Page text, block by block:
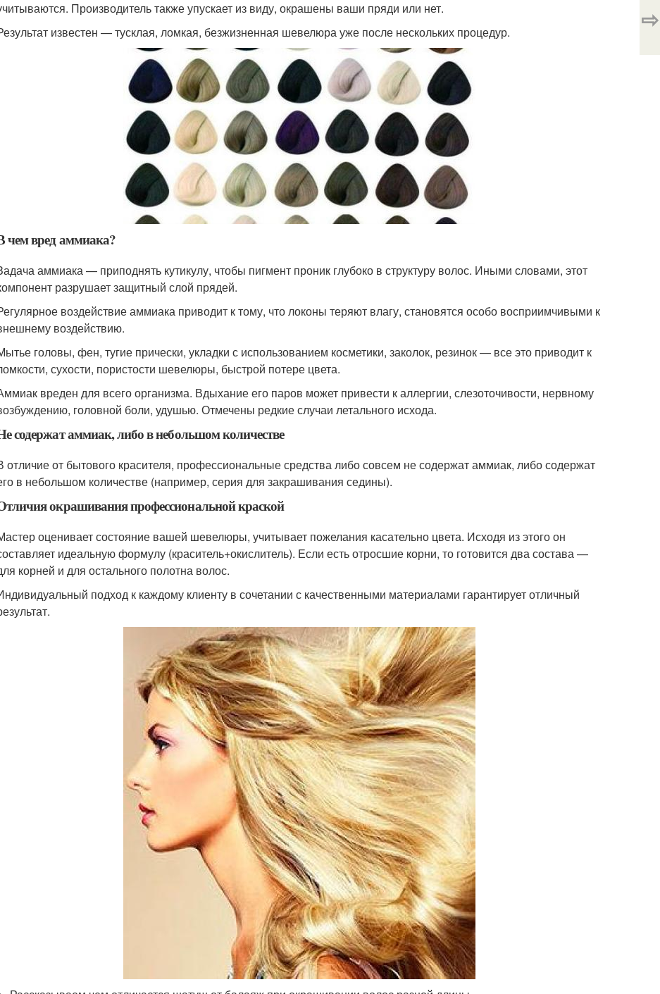
Производитель также упускает из виду, окрашены ваши пряди или нет.
известен — тусклая, ломкая, безжизненная шевелюра уже после нескольких процедур.
чем вред аммиака?
аммиака — приподнять кутикулу, чтобы пигмент проник глубоко в структуру волос. Иными словами, этот
разрушает защитный слой прядей.
воздействие аммиака приводит к тому, что локоны теряют влагу, становятся особо восприимчивыми к
воздействию.
головы, фен, тугие прически, укладки с использованием косметики, заколок, резинок — все это приводит к
сухости, пористости шевелюры, быстрой потере цвета.
вреден для всего организма. Вдыхание его паров может привести к аллергии, слезоточивости, нервному
головной боли, удушью. Отмечены редкие случаи летального исхода.
содержат аммиак, либо в небольшом количестве
отличие от бытового красителя, профессиональные средства либо совсем не содержат аммиак, либо содержат
в небольшом количестве (например, серия для закрашивания седины).
окрашивания профессиональной краской
оценивает состояние вашей шевелюры, учитывает пожелания касательно цвета. Исходя из этого он
идеальную формулу (краситель+окислитель). Если есть отросшие корни, то готовится два состава —
корней и для остального полотна волос.
подход к каждому клиенту в сочетании с качественными материалами гарантирует отличный
⇨